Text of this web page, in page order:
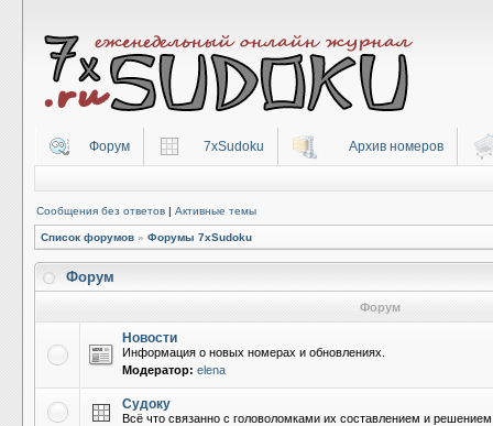
Форум 7xSudoku Архив номеров
Сообщения без ответов | Активные темы
Список форумов » Форумы 7xSudoku
Форум
Форум
Новости
Информация о новых номерах и обновлениях.
Модератор: elena
Судоку
Всё что связанно с головоломками их составлением и